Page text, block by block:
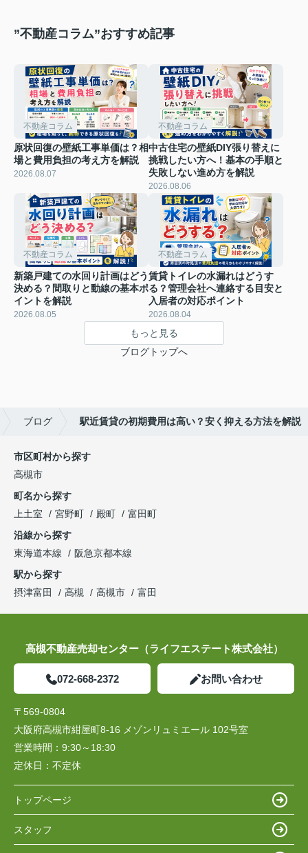
”不動産コラム”おすすめ記事
不動産コラム
原状回復の壁紙工事単価は？相
場と費用負担の考え方を解説
2026.08.07
不動産コラム
中古住宅の壁紙DIY張り替えに
挑戦したい方へ！基本の手順と
失敗しない進め方を解説
2026.08.06
不動産コラム
新築戸建ての水回り計画はどう
決める？間取りと動線の基本ポ
イントを解説
2026.08.05
不動産コラム
賃貸トイレの水漏れはどうす
る？管理会社へ連絡する目安と
入居者の対応ポイント
2026.08.04
もっと見る
ブログトップへ
ブログ 駅近賃貸の初期費用は高い？安く抑える方法を解説
市区町村から探す
高槻市
町名から探す
上土室
宮野町 殿町
富田町
沿線から探す
東海道本線
阪急京都本線
駅から探す
摂津富田
高槻 高槻市 富田
高槻不動産売却センター（ライフエステート株式会社）
072-668-2372 お問い合わせ
〒569-0804
大阪府高槻市紺屋町8-16 メゾンリュミエール 102号室
営業時間： 9:30～18:30
定休日： 不定休
トップページ
スタッフ